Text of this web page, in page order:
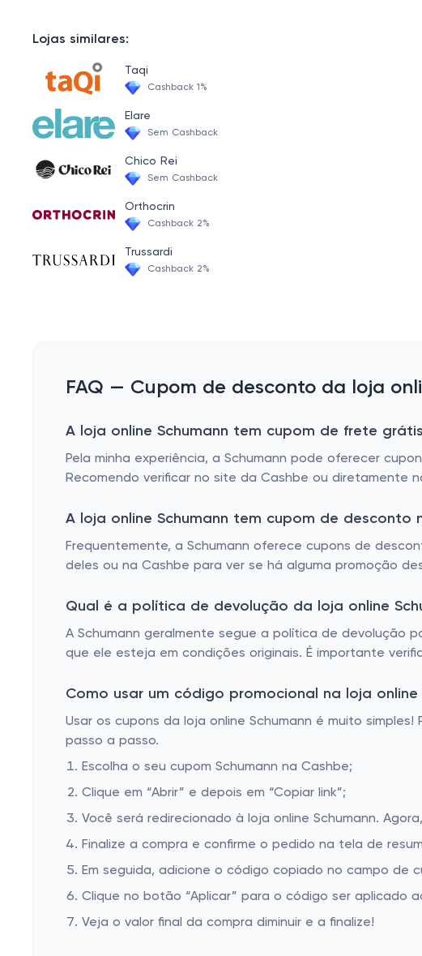
Cordas.
Lojas similares:
Taqi
Cashback 1%
Elare
Sem Cashback
Chico Rei
Sem Cashback
Orthocrin
Cashback 2%
Trussardi
Cashback 2%
FAQ — Cupom de desconto da loja
A loja online Schumann tem cupom de frete
Pela minha experiência, a Schumann pode oferecer
Recomendo verificar no site da Cashbe ou diretamente
A loja online Schumann tem cupom de desconto
Frequentemente, a Schumann oferece cupons de
deles ou na Cashbe para ver se há alguma promoção
Qual é a política de devolução da loja online
A Schumann geralmente segue a política de devolução
que ele esteja em condições originais. É importante
Como usar um código promocional na loja online
Usar os cupons da loja online Schumann é muito
passo a passo.
Escolha o seu cupom Schumann na Cashbe;
Clique em “Abrir” e depois em “Copiar link”;
Você será redirecionado à loja online Schumann.
Finalize a compra e confirme o pedido na tela de
Em seguida, adicione o código copiado no campo de
Clique no botão “Aplicar” para o código ser aplicado
Veja o valor final da compra diminuir e a finalize!